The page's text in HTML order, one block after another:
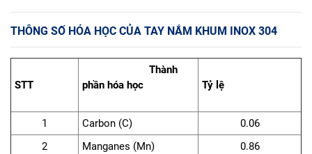
THÔNG SỐ HÓA HỌC CỦA TAY NẮM KHUM INOX 304
STT
Thành
phần hóa học
Tỷ lệ
1 Carbon (C)
0.06
2
Manganes (Mn)
0.86